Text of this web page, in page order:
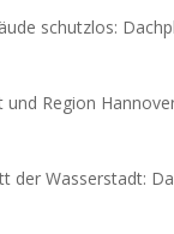
schutzlos:
und Region
der Wasserstadt: